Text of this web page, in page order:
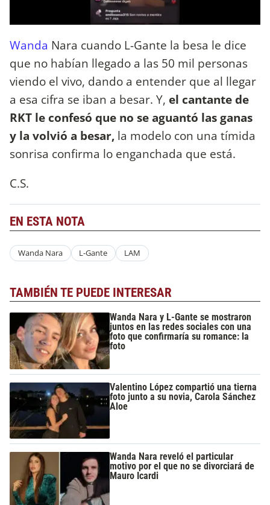
Wanda Nara cuando L-Gante la besa le dice
que no habían llegado a las 50 mil personas
viendo el vivo, dando a entender que al llegar
a esa cifra se iban a besar. Y, el cantante de
RKT le confesó que no se aguantó las ganas
y la volvió a besar, la modelo con una tímida
sonrisa confirma lo enganchada que está.
C.S.
EN ESTA NOTA
Wanda Nara L-Gante LAM
TAMBIÉN TE PUEDE INTERESAR
Wanda Nara y L-Gante se mostraron
juntos en las redes sociales con una
foto que confirmaría su romance: la
foto
Valentino López compartió una tierna
foto junto a su novia, Carola Sánchez
Aloe
Wanda Nara reveló el particular
motivo por el que no se divorciará de
Mauro Icardi